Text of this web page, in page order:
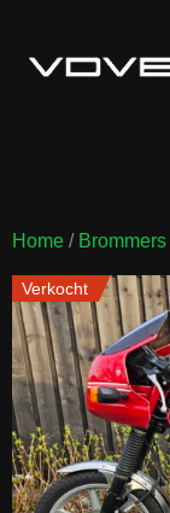
Home / Brommers
Verkocht